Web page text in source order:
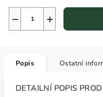
+
−
Popis Ostatní
DETAILNÍ POPIS